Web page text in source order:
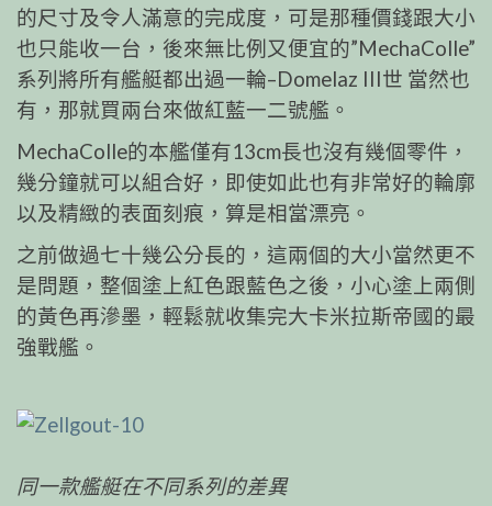
的尺寸及令人滿意的完成度，可是那種價錢跟大小
也只能收一台，後來無比例又便宜的”MechaColle”
系列將所有艦艇都出過一輪–Domelaz III世 當然也
有，那就買兩台來做紅藍一二號艦。
MechaColle的本艦僅有13cm長也沒有幾個零件，
幾分鐘就可以組合好，即使如此也有非常好的輪廓
以及精緻的表面刻痕，算是相當漂亮。
之前做過七十幾公分長的，這兩個的大小當然更不
是問題，整個塗上紅色跟藍色之後，小心塗上兩側
的黃色再滲墨，輕鬆就收集完大卡米拉斯帝國的最
強戰艦。
同一款艦艇在不同系列的差異